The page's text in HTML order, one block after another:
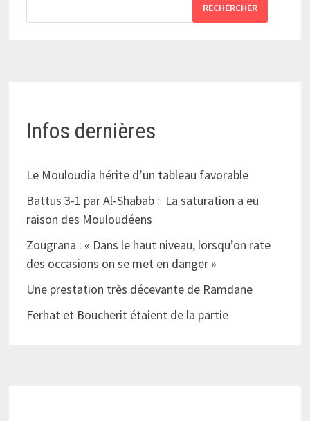
RECHERCHER
Infos dernières
Le Mouloudia hérite d’un tableau favorable
Battus 3-1 par Al-Shabab : La saturation a eu
raison des Mouloudéens
Zougrana : « Dans le haut niveau, lorsqu’on rate
des occasions on se met en danger »
Une prestation très décevante de Ramdane
Ferhat et Boucherit étaient de la partie